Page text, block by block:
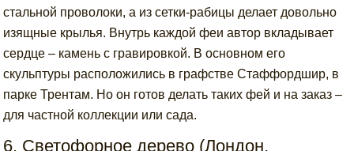
стальной проволоки, а из сетки-рабицы делает довольно
изящные крылья. Внутрь каждой феи автор вкладывает
сердце – камень с гравировкой. В основном его
скульптуры расположились в графстве Стаффордшир, в
парке Трентам. Но он готов делать таких фей и на заказ –
для частной коллекции или сада.
6. Светофорное дерево (Лондон,